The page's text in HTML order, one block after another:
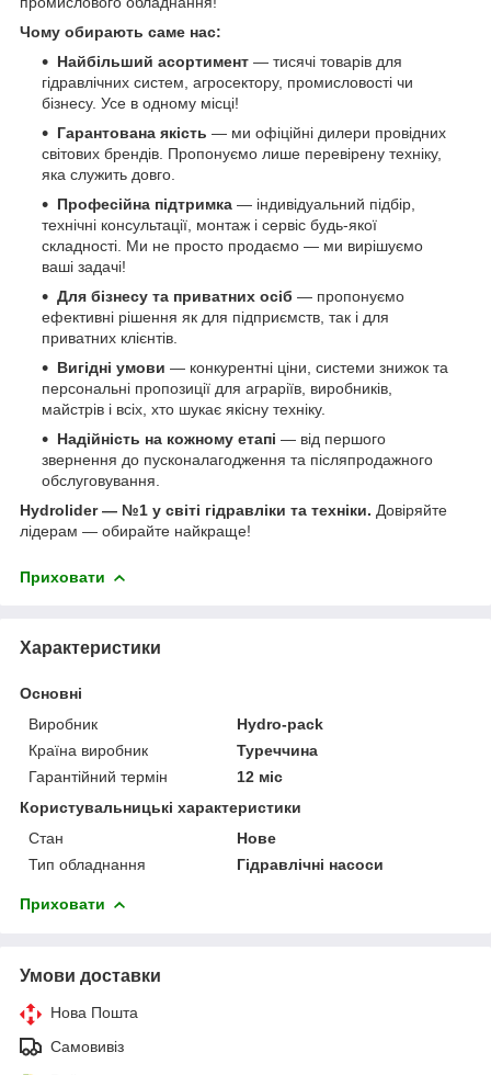
Чому обирають саме нас:
Найбільший асортимент — тисячі товарів для
гідравлічних систем, агросектору, промисловості чи
бізнесу. Усе в одному місці!
Гарантована якість — ми офіційні дилери провідних
світових брендів. Пропонуємо лише перевірену техніку,
яка служить довго.
Професійна підтримка — індивідуальний підбір,
технічні консультації, монтаж і сервіс будь-якої
складності. Ми не просто продаємо — ми вирішуємо
ваші задачі!
Для бізнесу та приватних осіб — пропонуємо
ефективні рішення як для підприємств, так і для
приватних клієнтів.
Вигідні умови — конкурентні ціни, системи знижок та
персональні пропозиції для аграріїв, виробників,
майстрів і всіх, хто шукає якісну техніку.
Надійність на кожному етапі — від першого
звернення до пусконалагодження та післяпродажного
обслуговування.
Hydrolider — №1 у світі гідравліки та техніки. Довіряйте
лідерам — обирайте найкраще!
Приховати
Характеристики
Основні
Виробник
Hydro-pack
Країна виробник
Туреччина
Гарантійний термін
12 міс
Користувальницькі характеристики
Стан
Нове
Тип обладнання
Гідравлічні насоси
Приховати
Умови доставки
Нова Пошта
Самовивіз